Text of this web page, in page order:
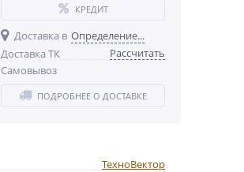
КРЕДИТ
Доставка в Определение...
Доставка ТК
Рассчитать
Самовывоз
ПОДРОБНЕЕ О ДОСТАВКЕ
ТехноВектор